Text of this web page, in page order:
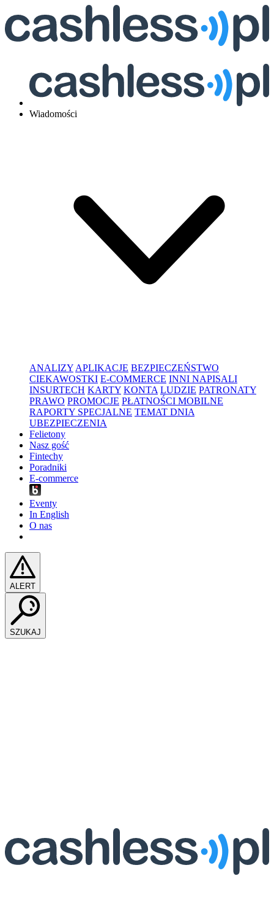
Wiadomości
ANALIZY APLIKACJE BEZPIECZEŃSTWO
CIEKAWOSTKI E-COMMERCE INNI NAPISALI
INSURTECH KARTY KONTA LUDZIE PATRONATY
PRAWO PROMOCJE PŁATNOŚCI MOBILNE
RAPORTY SPECJALNE TEMAT DNIA
UBEZPIECZENIA
Felietony
Nasz gość
Fintechy
Poradniki
E-commerce
Eventy
In English
O nas
ALERT
SZUKAJ